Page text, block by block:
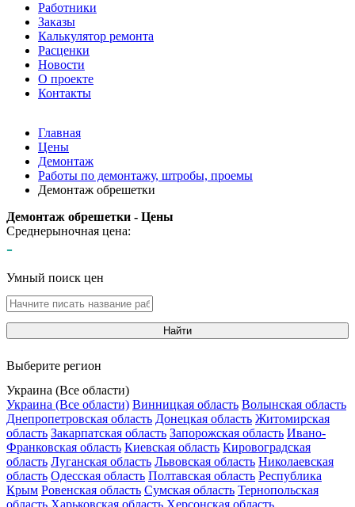
Работники
Заказы
Калькулятор ремонта
Расценки
Новости
О проекте
Контакты
Главная
Цены
Демонтаж
Работы по демонтажу, штробы, проемы
Демонтаж обрешетки
Демонтаж обрешетки - Цены
Среднерыночная цена:
-
Умный поиск цен
Найти
Выберите регион
Украина (Все области)
Украина (Все области) Винницкая область Волынская область
Днепропетровская область Донецкая область Житомирская
область Закарпатская область Запорожская область Ивано-
Франковская область Киевская область Кировоградская
область Луганская область Львовская область Николаевская
область Одесская область Полтавская область Республика
Крым Ровенская область Сумская область Тернопольская
область Харьковская область Херсонская область